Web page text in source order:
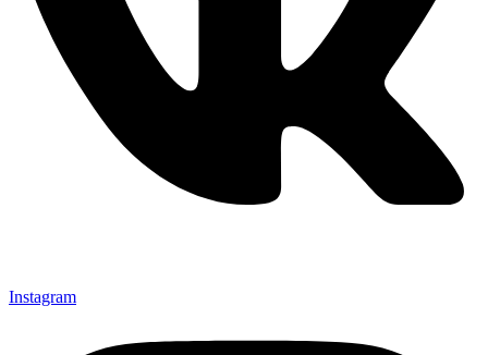
Instagram